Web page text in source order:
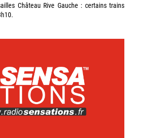
Château Rive Gauche : certains trains